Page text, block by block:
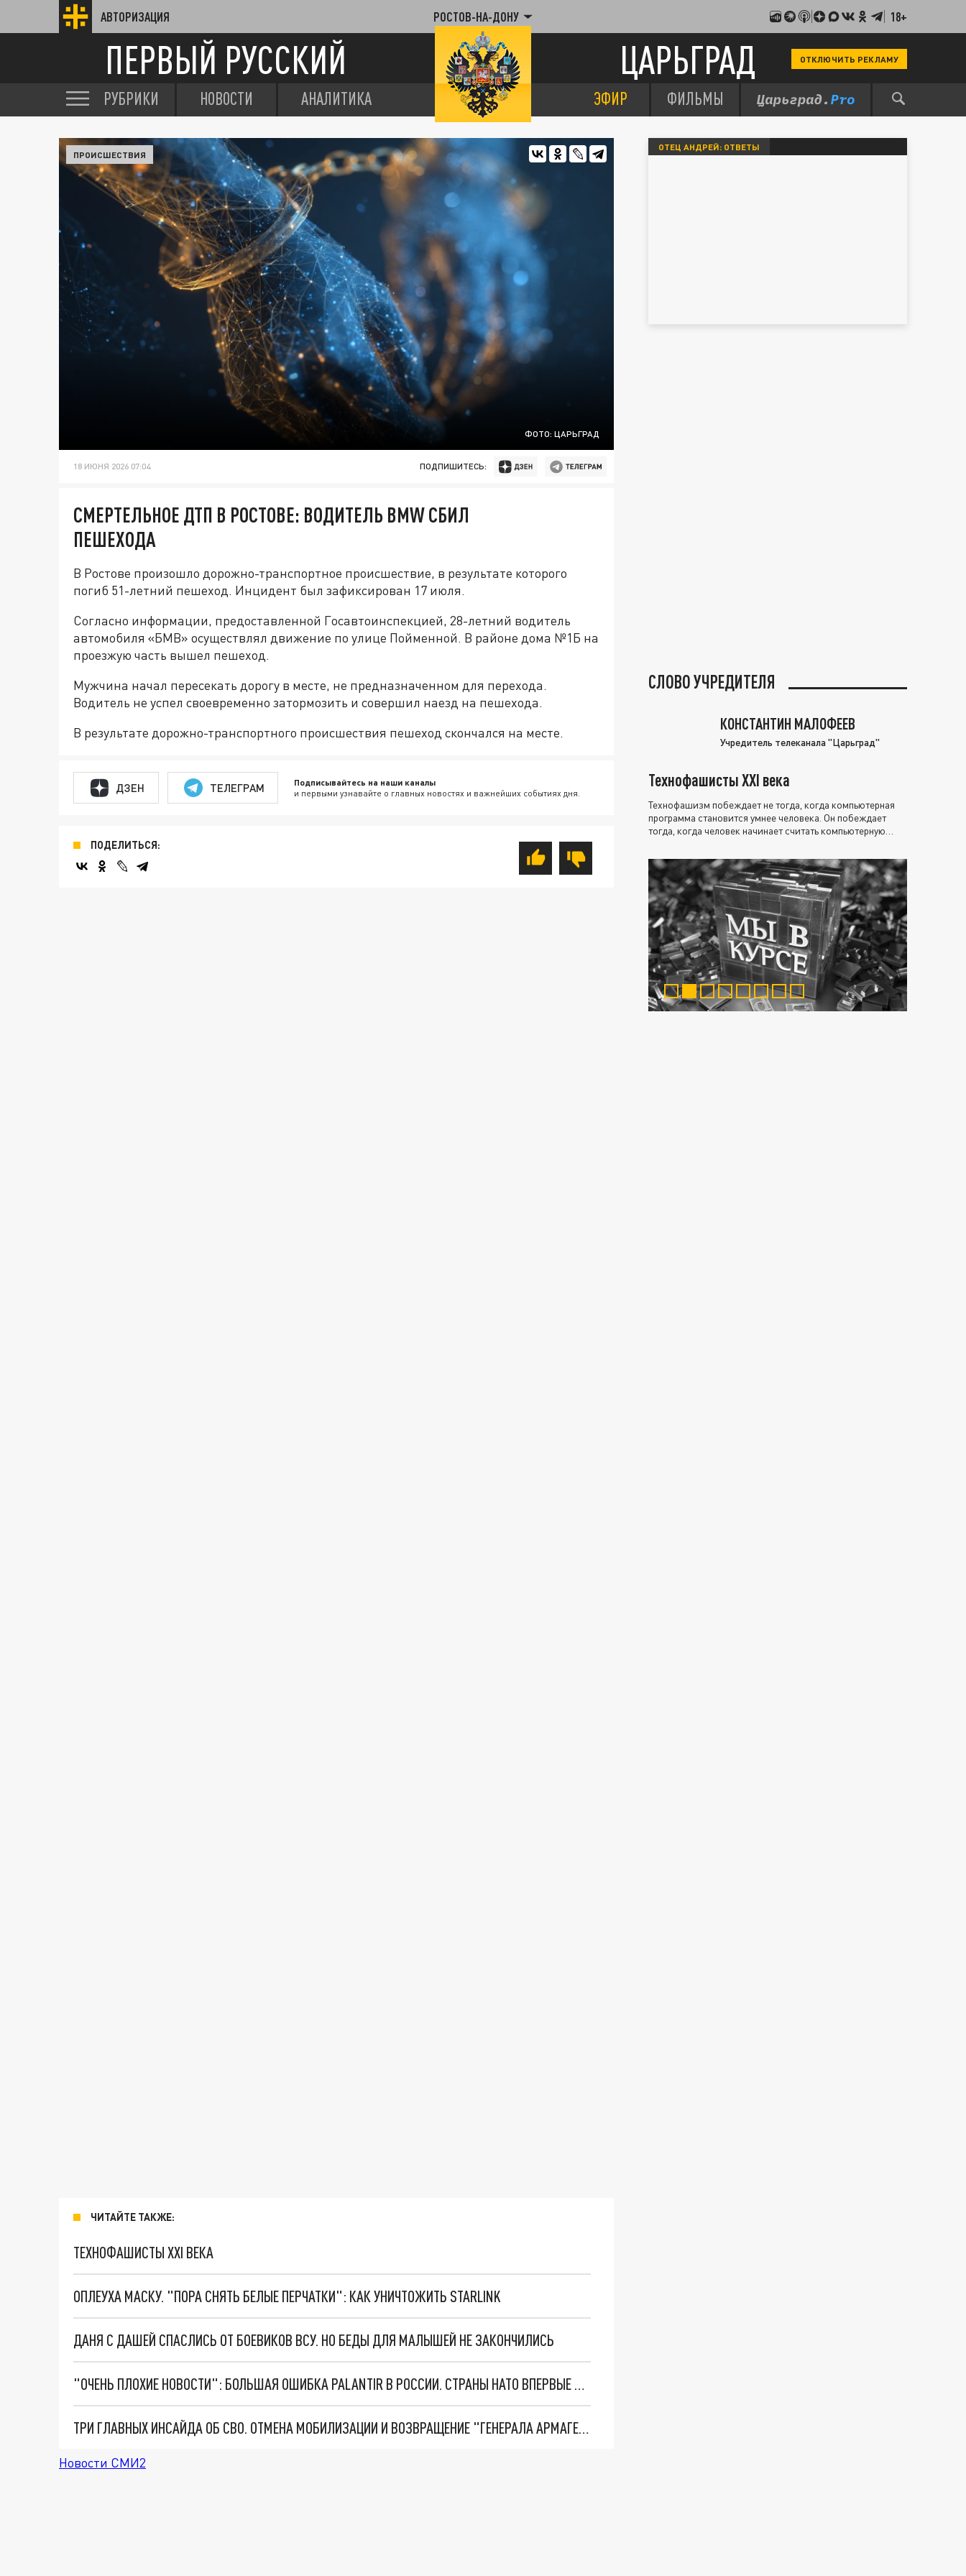
АВТОРИЗАЦИЯ РОСТОВ-НА-ДОНУ 18+
ПЕРВЫЙ РУССКИЙ ЦАРЬГРАД ОТКЛЮЧИТЬ РЕКЛАМУ
РУБРИКИ НОВОСТИ АНАЛИТИКА ЭФИР ФИЛЬМЫ
ФОТО: ЦАРЬГРАД
ПРОИСШЕСТВИЯ
18 ИЮНЯ 2026 07:04 ПОДПИШИТЕСЬ:
СМЕРТЕЛЬНОЕ ДТП В РОСТОВЕ: ВОДИТЕЛЬ BMW СБИЛ
ПЕШЕХОДА
В Ростове произошло дорожно-транспортное происшествие, в результате которого
погиб 51-летний пешеход. Инцидент был зафиксирован 17 июля.
Согласно информации, предоставленной Госавтоинспекцией, 28-летний водитель
автомобиля «БМВ» осуществлял движение по улице Пойменной. В районе дома №1Б на
проезжую часть вышел пешеход.
Мужчина начал пересекать дорогу в месте, не предназначенном для перехода.
Водитель не успел своевременно затормозить и совершил наезд на пешехода.
В результате дорожно-транспортного происшествия пешеход скончался на месте.
ДЗЕН ТЕЛЕГРАМ Подписывайтесь на наши каналы
и первыми узнавайте о главных новостях и важнейших событиях дня.
ПОДЕЛИТЬСЯ:
ЧИТАЙТЕ ТАКЖЕ:
ТЕХНОФАШИСТЫ XXI ВЕКА
ОПЛЕУХА МАСКУ. "ПОРА СНЯТЬ БЕЛЫЕ ПЕРЧАТКИ": КАК УНИЧТОЖИТЬ STARLINK
ДАНЯ С ДАШЕЙ СПАСЛИСЬ ОТ БОЕВИКОВ ВСУ. НО БЕДЫ ДЛЯ МАЛЫШЕЙ НЕ ЗАКОНЧИЛИСЬ
"ОЧЕНЬ ПЛОХИЕ НОВОСТИ": БОЛЬШАЯ ОШИБКА PALANTIR В РОССИИ. СТРАНЫ НАТО ВПЕРВЫЕ ЗА СВО ОСТАНОВИЛИ ПОСТАВКИ ОРУЖИЯ. ВСУ ТЕРЯЮТ ПРИГРАНИЧЬЕ?
ТРИ ГЛАВНЫХ ИНСАЙДА ОБ СВО. ОТМЕНА МОБИЛИЗАЦИИ И ВОЗВРАЩЕНИЕ "ГЕНЕРАЛА АРМАГЕДДОНА"? ОТЛИЧНЫЕ НОВОСТИ, КОТОРЫЕ ЖДАЛИ ВСЕ
Новости СМИ2
ОТЕЦ АНДРЕЙ: ОТВЕТЫ
СЛОВО УЧРЕДИТЕЛЯ
КОНСТАНТИН МАЛОФЕЕВ
Учредитель телеканала "Царьград"
Технофашисты XXI века
Технофашизм побеждает не тогда, когда компьютерная
программа становится умнее человека. Он побеждает
тогда, когда человек начинает считать компьютерную